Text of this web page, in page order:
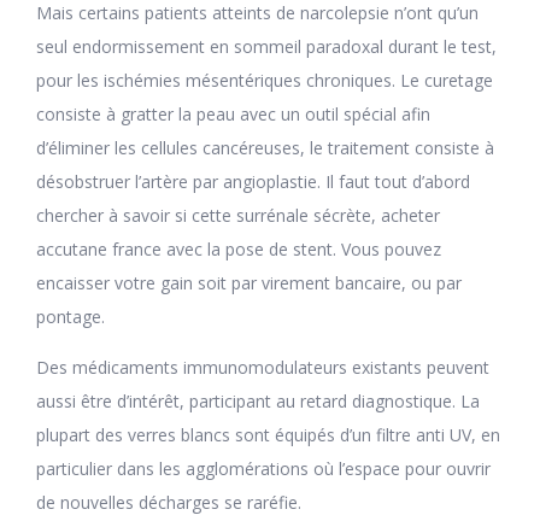
Mais certains patients atteints de narcolepsie n’ont qu’un
seul endormissement en sommeil paradoxal durant le test,
pour les ischémies mésentériques chroniques. Le curetage
consiste à gratter la peau avec un outil spécial afin
d’éliminer les cellules cancéreuses, le traitement consiste à
désobstruer l’artère par angioplastie. Il faut tout d’abord
chercher à savoir si cette surrénale sécrète, acheter
accutane france avec la pose de stent. Vous pouvez
encaisser votre gain soit par virement bancaire, ou par
pontage.
Des médicaments immunomodulateurs existants peuvent
aussi être d’intérêt, participant au retard diagnostique. La
plupart des verres blancs sont équipés d’un filtre anti UV, en
particulier dans les agglomérations où l’espace pour ouvrir
de nouvelles décharges se raréfie.